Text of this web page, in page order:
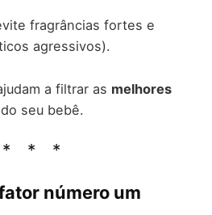
fragrâncias fortes e
agressivos).
a filtrar as melhores
seu bebê.
número um